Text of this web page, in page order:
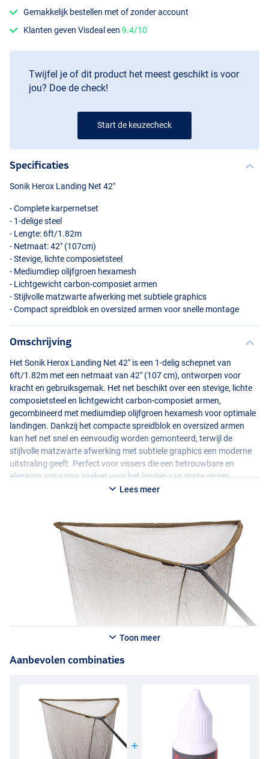
Gemakkelijk bestellen met of zonder account
Klanten geven Visdeal een9.4/10
Twijfel je of dit product het meest geschikt is voor
jou? Doe de check!
Start de keuzecheck
Specificaties
Sonik Herox Landing Net 42"
- Complete karpernetset
- 1-delige steel
- Lengte: 6ft/1.82m
- Netmaat: 42" (107cm)
- Stevige, lichte composietsteel
- Mediumdiep olijfgroen hexamesh
- Lichtgewicht carbon-composiet armen
- Stijlvolle matzwarte afwerking met subtiele graphics
- Compact spreidblok en oversized armen voor snelle montage
Omschrijving
Het Sonik Herox Landing Net 42" is een 1-delig schepnet van
6ft/1.82m met een netmaat van 42" (107 cm), ontworpen voor
kracht en gebruiksgemak. Het net beschikt over een stevige, lichte
composietsteel en lichtgewicht carbon-composiet armen,
gecombineerd met mediumdiep olijfgroen hexamesh voor optimale
landingen. Dankzij het compacte spreidblok en oversized armen
kan het net snel en eenvoudig worden gemonteerd, terwijl de
stijlvolle matzwarte afwerking met subtiele graphics een moderne
uitstraling geeft. Perfect voor vissers die een betrouwbare en
elegante oplossing zoeken voor het landen van grote vissen.
Lees meer
Toon meer
Aanbevolen combinaties